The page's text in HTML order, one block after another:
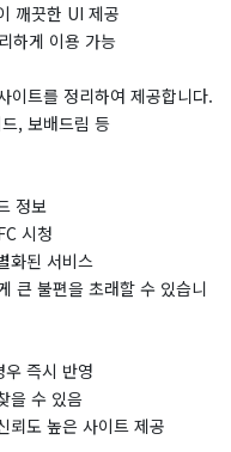
깨끗한 UI 제공
하게 이용 가능
이트를 정리하여 제공합니다.
, 보배드림 등
정보
시청
화된 서비스
큰 불편을 초래할 수 있습니
즉시 반영
을 수 있음
뢰도 높은 사이트 제공